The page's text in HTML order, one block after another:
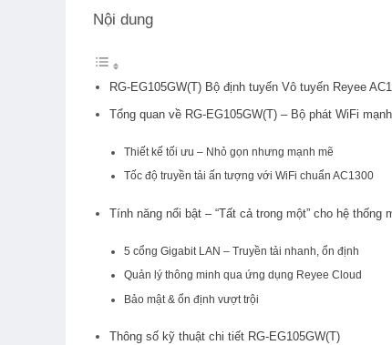
Nội dung
RG-EG105GW(T) Bộ định tuyến Vô tuyến Reyee
Tổng quan về RG-EG105GW(T) – Bộ phát WiFi
Thiết kế tối ưu – Nhỏ gọn nhưng mạnh mẽ
Tốc độ truyền tải ấn tượng với WiFi chuẩn AC1300
Tính năng nổi bật – “Tất cả trong một” cho hệ thống
5 cổng Gigabit LAN – Truyền tải nhanh, ổn định
Quản lý thông minh qua ứng dụng Reyee Cloud
Bảo mật & ổn định vượt trội
Thông số kỹ thuật chi tiết RG-EG105GW(T)